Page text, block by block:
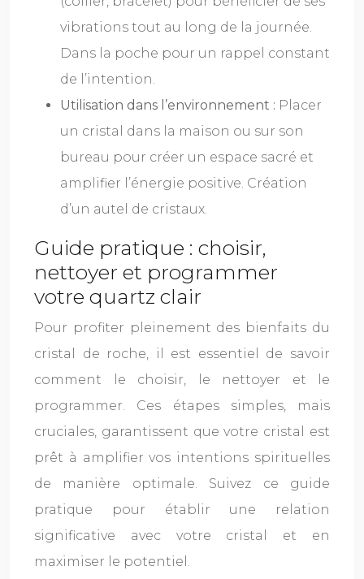
vibrations tout au long de la journée.
Dans la poche pour un rappel constant
de l’intention.
Utilisation dans l’environnement : Placer
un cristal dans la maison ou sur son
bureau pour créer un espace sacré et
amplifier l’énergie positive. Création
d’un autel de cristaux.
Guide pratique : choisir,
nettoyer et programmer
votre quartz clair
Pour profiter pleinement des bienfaits du
cristal de roche, il est essentiel de savoir
comment le choisir, le nettoyer et le
programmer. Ces étapes simples, mais
cruciales, garantissent que votre cristal est
prêt à amplifier vos intentions spirituelles
de manière optimale. Suivez ce guide
pratique pour établir une relation
significative avec votre cristal et en
maximiser le potentiel.